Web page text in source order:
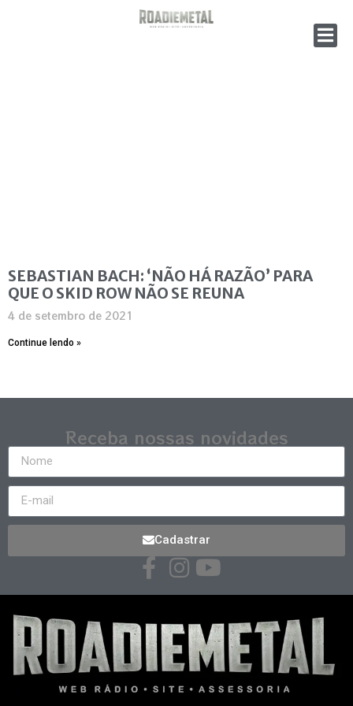
SEBASTIAN BACH: ‘NÃO HÁ RAZÃO’ PARA
QUE O SKID ROW NÃO SE REUNA
4 de setembro de 2021
Continue lendo »
Receba nossas novidades
Cadastrar